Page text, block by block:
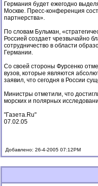
Германия будет ежегодно
Москве. Пресс-конференция
партнерства».
По словам Бульман,
Россией создает чрезвычайно
сотрудничество в области
Германии.
Со своей стороны Фурсенко
вузов, которые являются
заявил, что сегодня в России
Министры отметили, что
морских и полярных
"Газета.Ru"
07.02.05
Добавлено: 26-4-2005 07:12PM